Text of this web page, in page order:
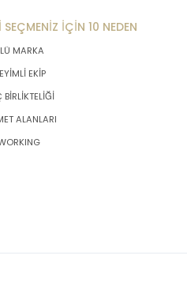
SEÇMENİZ İÇİN 10 NEDEN
MARKA
EKİP
BİRLİKTELİĞİ
ALANLARI